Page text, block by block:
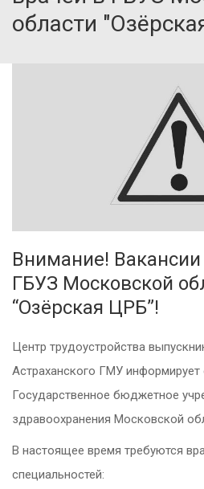
области
Внимание!
ГБУЗ Московской
“Озёрская ЦРБ”!
Центр трудоустройства
Астраханского ГМУ информирует
Государственное бюджетное
здравоохранения Московской
В настоящее время требуются
специальностей: